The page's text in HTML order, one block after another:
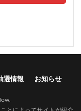
選情報 お知らせ
とによってサイトが紹介